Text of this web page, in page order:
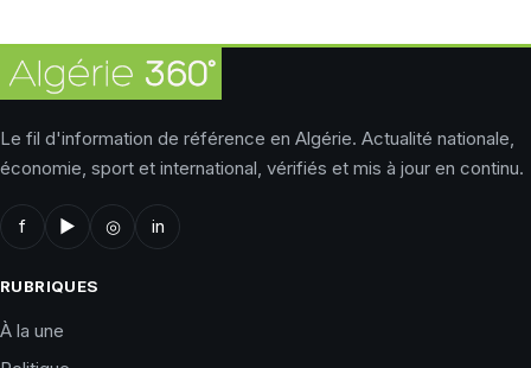
Le fil d'information de référence en Algérie. Actualité nationale,
économie, sport et international, vérifiés et mis à jour en continu.
f ▶ ◎ in
RUBRIQUES
À la une